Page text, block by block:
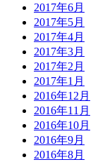
2017年6月
2017年5月
2017年4月
2017年3月
2017年2月
2017年1月
2016年12月
2016年11月
2016年10月
2016年9月
2016年8月